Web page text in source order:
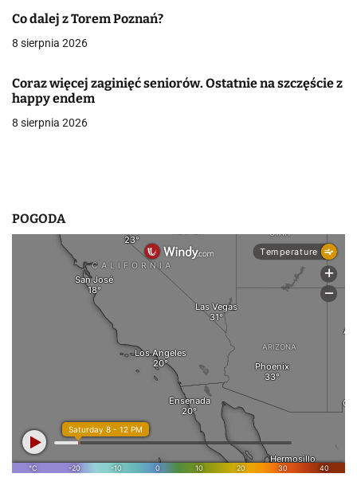
a
w
p
i
Co dalej z Torem Poznań?
8 sierpnia 2026
Coraz więcej zaginięć seniorów. Ostatnie na szczęście z
happy endem
8 sierpnia 2026
POGODA